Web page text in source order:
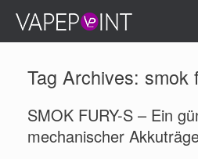
Tag Archives: smok
SMOK FURY-S – Ein
mechanischer